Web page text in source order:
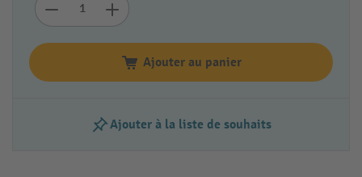
Ajouter au panier
Ajouter à la liste de souhaits